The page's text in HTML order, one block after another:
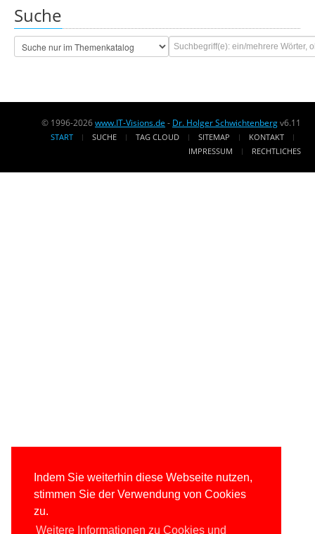
Indem Sie weiterhin diese Webseite nutzen,
stimmen Sie der Verwendung von Cookies
zu.
Weitere Informationen zu Cookies und
Suche
© 1996-2026www.IT-Visions.de - Dr. Holger Schwichtenbergv6.11
START SUCHE TAG CLOUD SITEMAP
KONTAKT
IMPRESSUM
RECHTLICHES